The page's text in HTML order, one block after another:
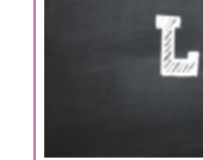
Pública
laica.